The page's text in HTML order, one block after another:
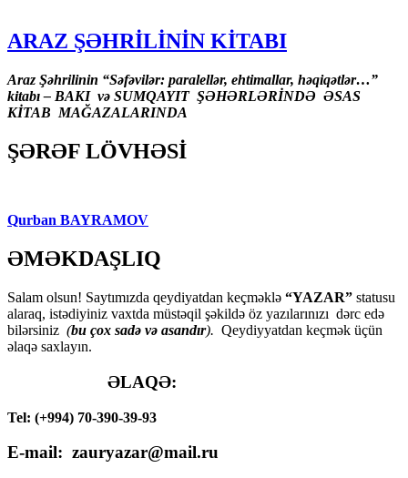
ARAZ ŞƏHRİLİNİN KİTABI
Araz Şəhrilinin “Səfəvilər: paralellər, ehtimallar, həqiqətlər…”
kitabı – BAKI və SUMQAYIT ŞƏHƏRLƏRİNDƏ ƏSAS
KİTAB MAĞAZALARINDA
ŞƏRƏF LÖVHƏSİ
Qurban BAYRAMOV
ƏMƏKDAŞLIQ
Salam olsun! Saytımızda qeydiyatdan keçməklə “YAZAR” statusu
alaraq, istədiyiniz vaxtda müstəqil şəkildə öz yazılarınızı dərc edə
bilərsiniz (bu çox sadə və asandır). Qeydiyyatdan keçmək üçün
əlaqə saxlayın.
ƏLAQƏ:
Tel: (+994) 70-390-39-93
E-mail: zauryazar@mail.ru